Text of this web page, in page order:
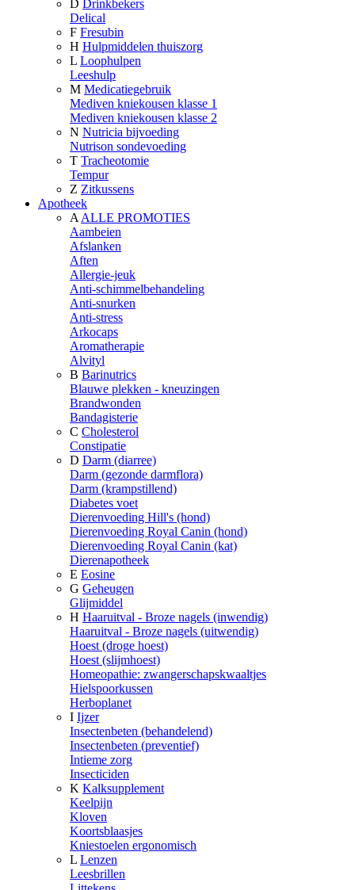
D Drinkbekers
Delical
F Fresubin
H Hulpmiddelen thuiszorg
L Loophulpen
Leeshulp
M Medicatiegebruik
Mediven kniekousen klasse 1
Mediven kniekousen klasse 2
N Nutricia bijvoeding
Nutrison sondevoeding
T Tracheotomie
Tempur
Z Zitkussens
Apotheek
A ALLE PROMOTIES
Aambeien
Afslanken
Aften
Allergie-jeuk
Anti-schimmelbehandeling
Anti-snurken
Anti-stress
Arkocaps
Aromatherapie
Alvityl
B Barinutrics
Blauwe plekken - kneuzingen
Brandwonden
Bandagisterie
C Cholesterol
Constipatie
D Darm (diarree)
Darm (gezonde darmflora)
Darm (krampstillend)
Diabetes voet
Dierenvoeding Hill's (hond)
Dierenvoeding Royal Canin (hond)
Dierenvoeding Royal Canin (kat)
Dierenapotheek
E Eosine
G Geheugen
Glijmiddel
H Haaruitval - Broze nagels (inwendig)
Haaruitval - Broze nagels (uitwendig)
Hoest (droge hoest)
Hoest (slijmhoest)
Homeopathie: zwangerschapskwaaltjes
Hielspoorkussen
Herboplanet
I Ijzer
Insectenbeten (behandelend)
Insectenbeten (preventief)
Intieme zorg
Insecticiden
K Kalksupplement
Keelpijn
Kloven
Koortsblaasjes
Kniestoelen ergonomisch
L Lenzen
Leesbrillen